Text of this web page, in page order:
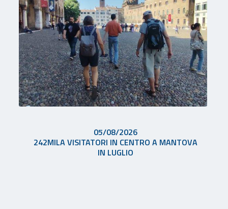
05/08/2026
242MILA VISITATORI IN CENTRO A MANTOVA
IN LUGLIO